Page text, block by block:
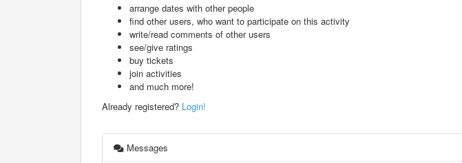
arrange dates with other people
find other users, who want to participate on this activity
write/read comments of other users
see/give ratings
buy tickets
join activities
and much more!
Already registered? Login!
Messages